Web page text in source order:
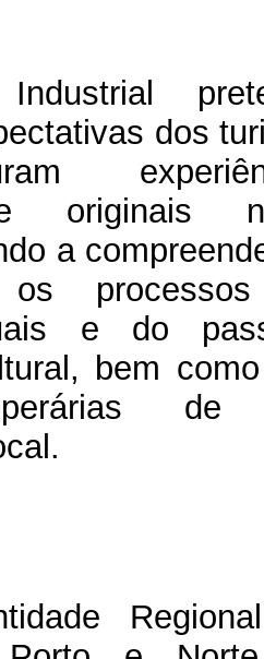
dos
originais
a
e do
bem
de